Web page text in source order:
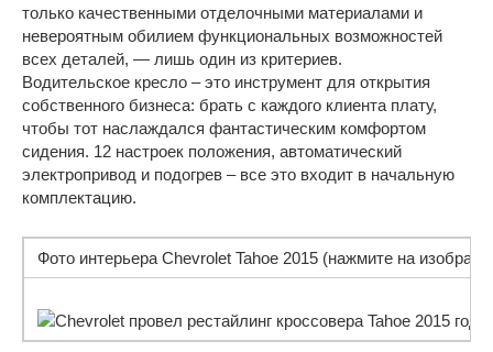
только качественными отделочными материалами и
невероятным обилием функциональных возможностей
всех деталей, — лишь один из критериев.
Водительское кресло – это инструмент для открытия
собственного бизнеса: брать с каждого клиента плату,
чтобы тот наслаждался фантастическим комфортом
сидения. 12 настроек положения, автоматический
электропривод и подогрев – все это входит в начальную
комплектацию.
Фото интерьера Chevrolet Tahoe 2015 (нажмите на